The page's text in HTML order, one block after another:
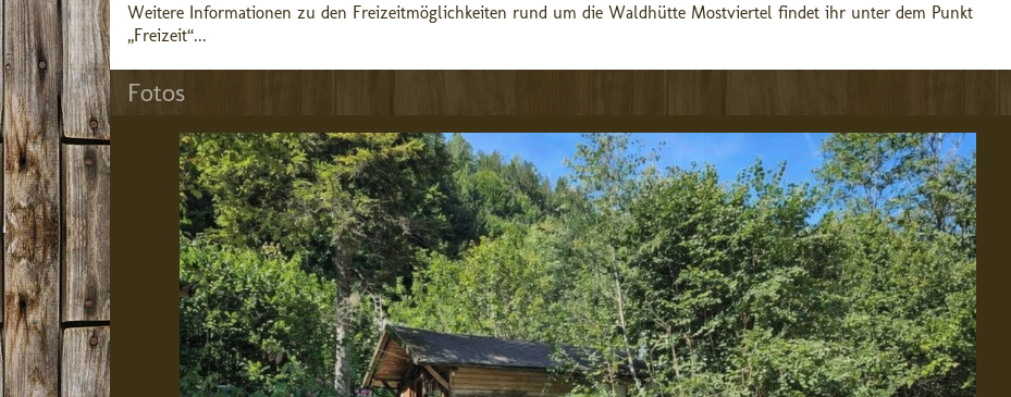
Weitere Informationen zu den Freizeitmöglichkeiten rund um die Waldhütte Mostviertel findet ihr unter dem Punkt
„Freizeit“...
Fotos